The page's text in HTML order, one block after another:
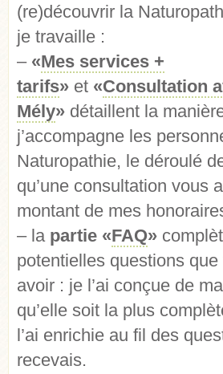
(re)découvrir la
je travaille :
– «Mes services +
tarifs» et «Consultation
Mély» détaillent la
j’accompagne les
Naturopathie, le déroulé
qu’une consultation vous
montant de mes
– la partie «FAQ»
potentielles questions
avoir : je l’ai conçue de
qu’elle soit la plus
l’ai enrichie au fil des
recevais.